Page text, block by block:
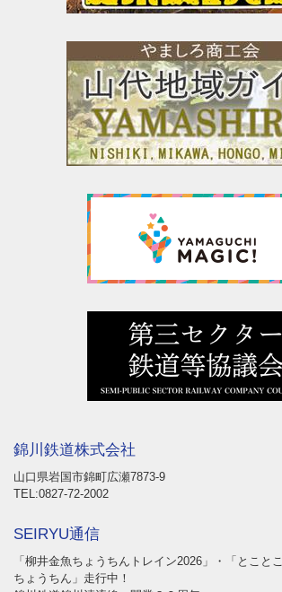
錦川鉄道株式会社
山口県岩国市錦町広瀬7873-9
TEL:0827-72-2002
SEIRYU通信
「柳井金魚ちょうちんトレイン2026」・「とこと
ちょうちん」走行中！